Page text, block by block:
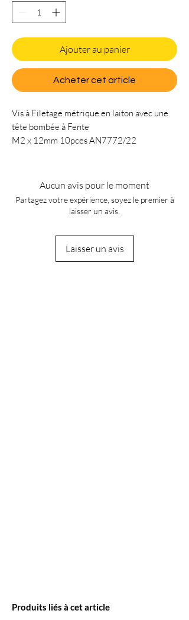
Ajouter au panier
Acheter cet article
Vis à Filetage métrique en laiton avec une
tête bombée à Fente
M2 x 12mm 10pces AN7772/22
Aucun avis pour le moment
Partagez votre expérience, soyez le premier à
laisser un avis.
Laisser un avis
Produits liés à cet article